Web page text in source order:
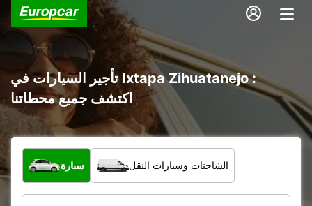
تأجير السيارات في Ixtapa Zihuatanejo :
اكتشف جميع محطاتنا
ما نوع المركبة؟
سيارة الشاحنات وسيارات النقل